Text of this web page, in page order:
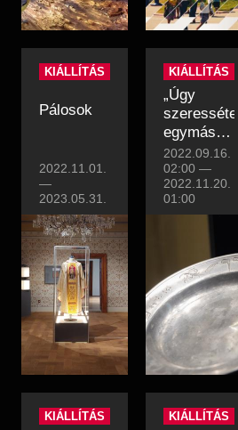
KIÁLLÍTÁS
Pálosok
2022.11.01.
—
2023.05.31.
KIÁLLÍTÁS
„Úgy
szeressétek
egymást,
ahogy én
szerettelek
titeket!”
(Jn 13,34)
2022.09.16.
02:00 —
2022.11.20.
01:00
KIÁLLÍTÁS KIÁLLÍTÁS